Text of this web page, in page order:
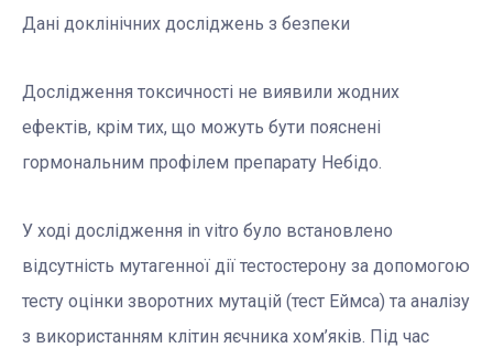
Дані доклінічних досліджень з безпеки
Дослідження токсичності не виявили жодних
ефектів, крім тих, що можуть бути пояснені
гормональним профілем препарату Небідо.
У ході дослідження іn vitro було встановлено
відсутність мутагенної дії тестостерону за допомогою
тесту оцінки зворотних мутацій (тест Еймса) та аналізу
з використанням клітин яєчника хом’яків. Під час